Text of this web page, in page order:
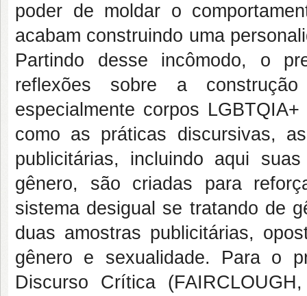
poder de moldar o
acabam construindo uma
Partindo desse incômodo, o
reflexões sobre a
especialmente corpos
como as práticas discursivas,
publicitárias, incluindo aqui
gênero, são criadas para
sistema desigual se tratando de
duas amostras publicitárias,
gênero e sexualidade. Para o
Discurso Crítica